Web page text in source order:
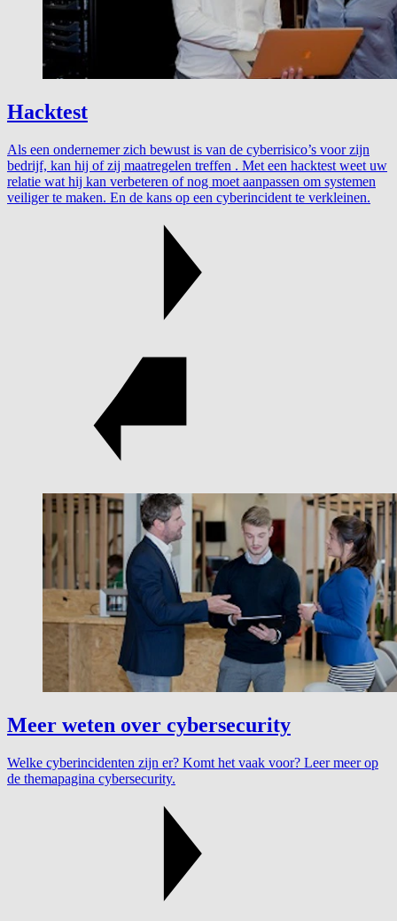
Hacktest
Als een ondernemer zich bewust is van de cyberrisico’s voor zijn
bedrijf, kan hij of zij maatregelen treffen . Met een hacktest weet uw
relatie wat hij kan verbeteren of nog moet aanpassen om systemen
veiliger te maken. En de kans op een cyberincident te verkleinen.
Meer weten over cybersecurity
Welke cyberincidenten zijn er? Komt het vaak voor? Leer meer op
de themapagina cybersecurity.